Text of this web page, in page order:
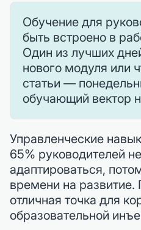
Обучение для
быть встроено в
Один из лучших
нового модуля или
статьи —
обучающий вектор
Управленческие
65% руководителей
адаптироваться,
времени на
отличная точка для
образовательной